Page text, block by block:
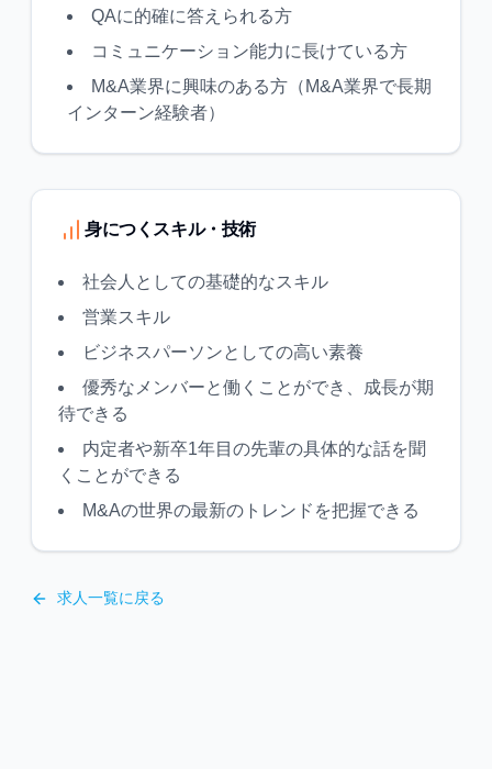
QAに的確に答えられる方
コミュニケーション能力に長けている方
M&A業界に興味のある方（M&A業界で長期
インターン経験者）
身につくスキル・技術
社会人としての基礎的なスキル
営業スキル
ビジネスパーソンとしての高い素養
優秀なメンバーと働くことができ、成長が期
待できる
内定者や新卒1年目の先輩の具体的な話を聞
くことができる
M&Aの世界の最新のトレンドを把握できる
求人一覧に戻る